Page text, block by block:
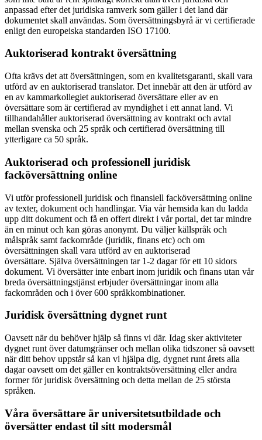
anpassad efter det juridiska ramverk som gäller i det land där
dokumentet skall användas. Som översättningsbyrå är vi certifierade
enligt den europeiska standarden ISO 17100.
Auktoriserad kontrakt översättning
Ofta krävs det att översättningen, som en kvalitetsgaranti, skall vara
utförd av en auktoriserad translator. Det innebär att den är utförd av
en av kammarkollegiet auktoriserad översättare eller av en
översättare som är certifierad av myndighet i ett annat land. Vi
tillhandahåller auktoriserad översättning av kontrakt och avtal
mellan svenska och 25 språk och certifierad översättning till
ytterligare ca 50 språk.
Auktoriserad och professionell juridisk
facköversättning online
Vi utför professionell juridisk och finansiell facköversättning online
av texter, dokument och handlingar. Via vår hemsida kan du ladda
upp ditt dokument och få en offert direkt i vår portal, det tar mindre
än en minut och kan göras anonymt. Du väljer källspråk och
målspråk samt fackområde (juridik, finans etc) och om
översättningen skall vara utförd av en auktoriserad
översättare. Själva översättningen tar 1-2 dagar för ett 10 sidors
dokument. Vi översätter inte enbart inom juridik och finans utan vår
breda översättningstjänst erbjuder översättningar inom alla
fackområden och i över 600 språkkombinationer.
Juridisk översättning dygnet runt
Oavsett när du behöver hjälp så finns vi där. Idag sker aktiviteter
dygnet runt över datumgränser och mellan olika tidszoner så oavsett
när ditt behov uppstår så kan vi hjälpa dig, dygnet runt årets alla
dagar oavsett om det gäller en kontraktsöversättning eller andra
former för juridisk översättning och detta mellan de 25 största
språken.
Våra översättare är universitetsutbildade och
översätter endast til sitt modersmål